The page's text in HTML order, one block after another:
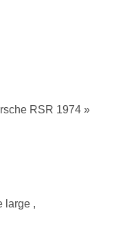
RSR 1974 »
large ,